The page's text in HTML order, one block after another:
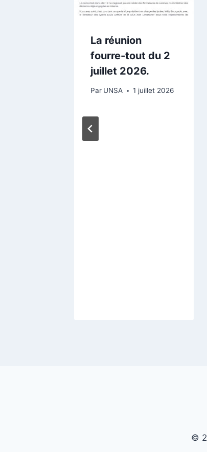
La réunion
fourre-tout du 2
juillet 2026.
Par UNSA 1 juillet 2026
©